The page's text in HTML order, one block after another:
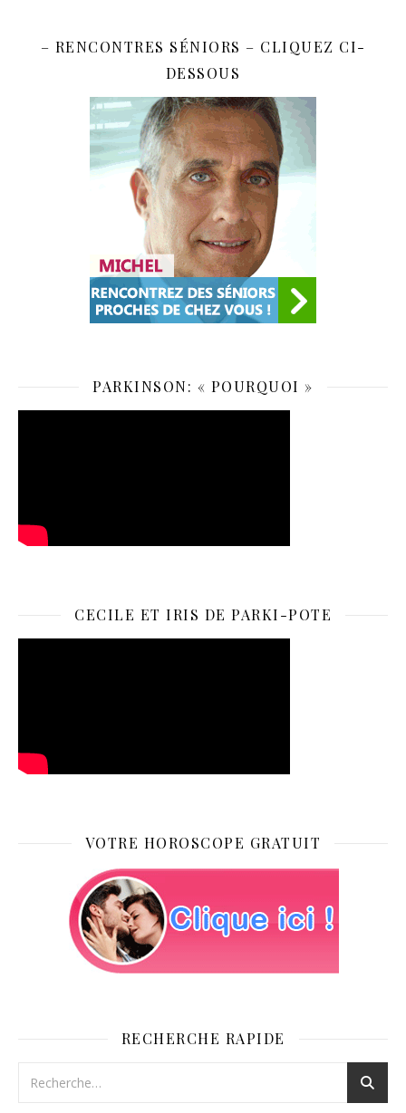
– RENCONTRES SÉNIORS – CLIQUEZ CI-
DESSOUS
PARKINSON: « POURQUOI »
CECILE ET IRIS DE PARKI-POTE
VOTRE HOROSCOPE GRATUIT
RECHERCHE RAPIDE